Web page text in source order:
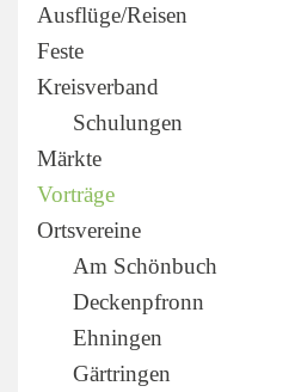
Ausflüge/Reisen
Feste
Kreisverband
Schulungen
Märkte
Vorträge
Ortsvereine
Am Schönbuch
Deckenpfronn
Ehningen
Gärtringen